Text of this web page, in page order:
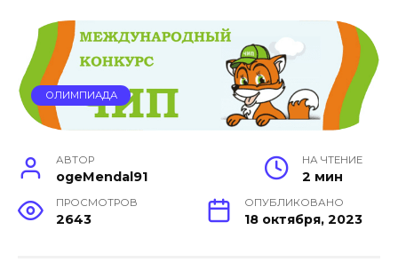
ОЛИМПИАДА
АВТОР
ogeMendal91
НА ЧТЕНИЕ
2 мин
ПРОСМОТРОВ
2643
ОПУБЛИКОВАНО
18 октября, 2023